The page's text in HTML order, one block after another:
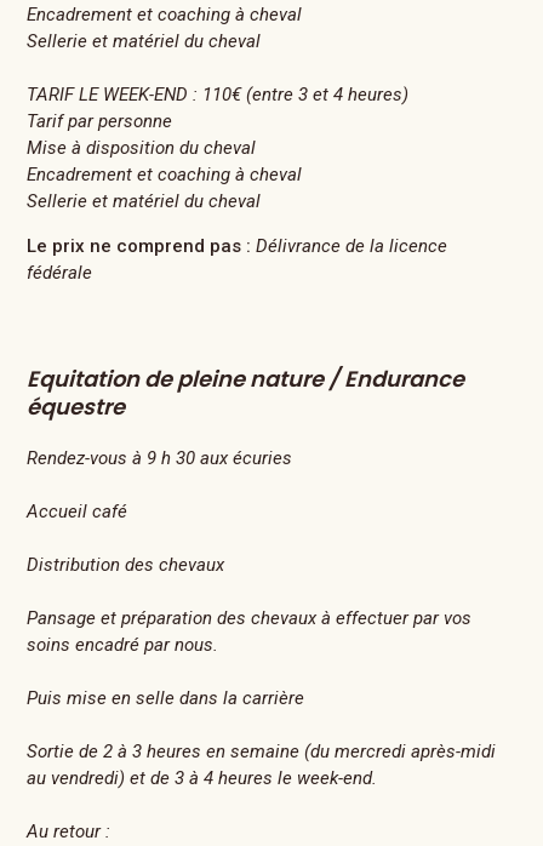
Encadrement et coaching à cheval
Sellerie et matériel du cheval
TARIF LE WEEK-END : 110€ (entre 3 et 4 heures)
Tarif par personne
Mise à disposition du cheval
Encadrement et coaching à cheval
Sellerie et matériel du cheval
Le prix ne comprend pas : Délivrance de la licence
fédérale
Equitation de pleine nature / Endurance
équestre
Rendez-vous à 9 h 30 aux écuries
Accueil café
Distribution des chevaux
Pansage et préparation des chevaux à effectuer par vos
soins encadré par nous.
Puis mise en selle dans la carrière
Sortie de 2 à 3 heures en semaine (du mercredi après-midi
au vendredi) et de 3 à 4 heures le week-end.
Au retour :